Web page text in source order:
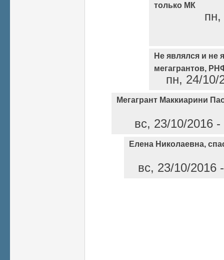
только МК
Не являлся и не
мегагрантов,
пн, 24/
Мегагрант Маккиарини
вс, 23/10/2016
Елена Николаевна,
вс, 23/10/